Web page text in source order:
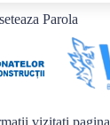
Parola
vizitați pagina